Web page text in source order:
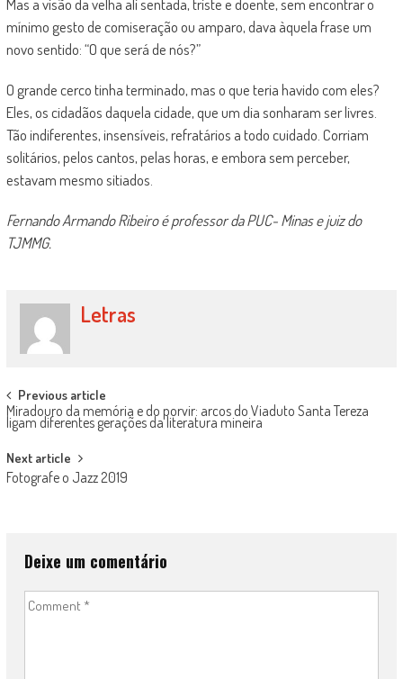
Mas a visão da velha ali sentada, triste e doente, sem encontrar o
mínimo gesto de comiseração ou amparo, dava àquela frase um
novo sentido: “O que será de nós?”
O grande cerco tinha terminado, mas o que teria havido com eles?
Eles, os cidadãos daquela cidade, que um dia sonharam ser livres.
Tão indiferentes, insensíveis, refratários a todo cuidado. Corriam
solitários, pelos cantos, pelas horas, e embora sem perceber,
estavam mesmo sitiados.
Fernando Armando Ribeiro é professor da PUC- Minas e juiz do
TJMMG.
Letras
Post
navigation
Previous article
Miradouro da memória e do porvir: arcos do Viaduto Santa Tereza
ligam diferentes gerações da literatura mineira
Next article
Fotografe o Jazz 2019
Deixe um comentário